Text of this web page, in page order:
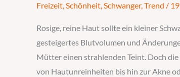
Freizeit,Schönheit,Schwanger,Trend /
Rosige, reine Haut sollte ein kleiner
gesteigertes Blutvolumen und
Mütter einen strahlenden Teint. Doch
von Hautunreinheiten bis hin zur Akne
Schwangerschaft?
–
das
können
Sie